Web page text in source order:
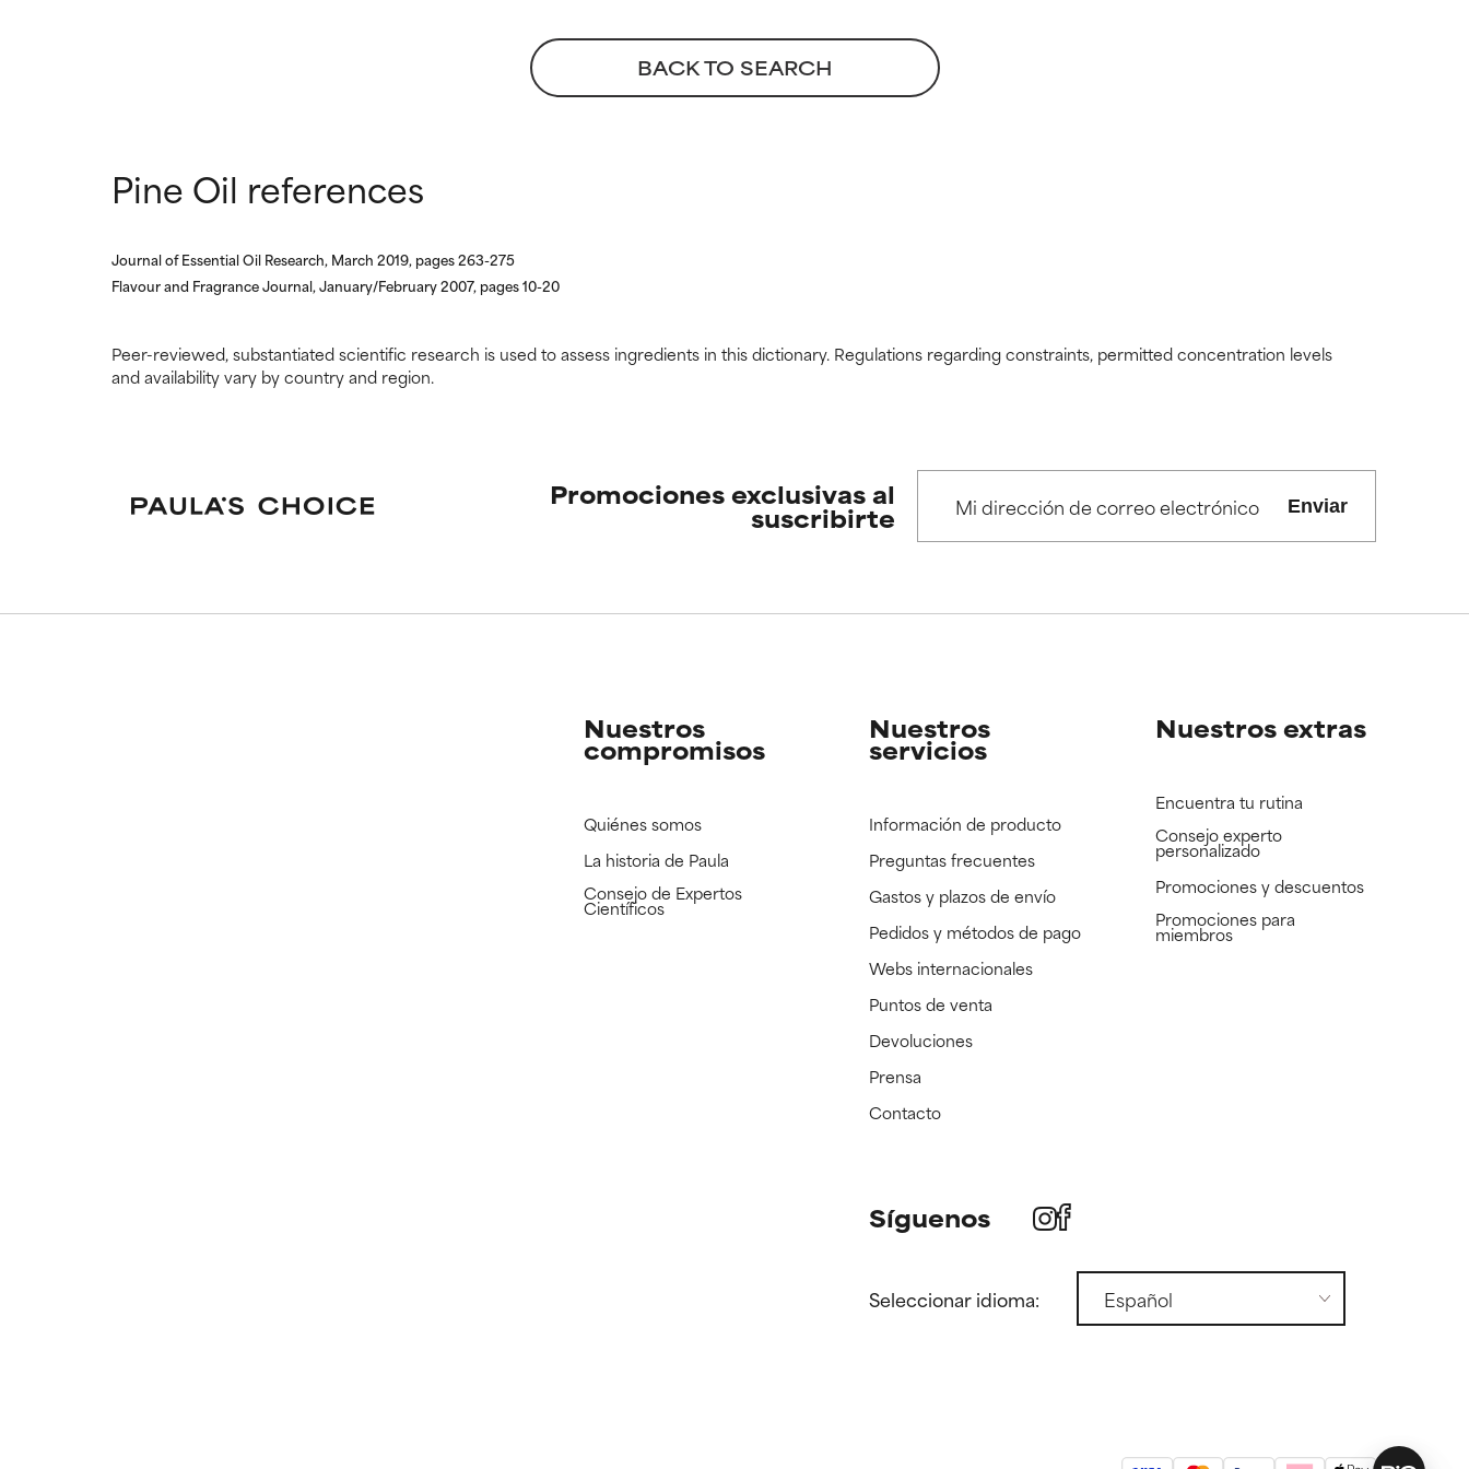
BACK TO SEARCH
Pine Oil references
Journal of Essential Oil Research, March 2019, pages 263-275
Flavour and Fragrance Journal, January/February 2007, pages 10-20
Peer-reviewed, substantiated scientific research is used to assess ingredients in this dictionary. Regulations regarding constraints, permitted concentration levels
and availability vary by country and region.
Ingrediente registrado, pero con la información científica disponible pendiente de revisar.
Ingrediente registrado, pero con la información científica disponible pendiente de revisar.
Promociones exclusivas al
suscribirte Enviar
Nuestros
compromisos
Quiénes somos
La historia de Paula
Consejo de Expertos
Científicos
Nuestros
servicios
Información de producto
Preguntas frecuentes
Gastos y plazos de envío
Pedidos y métodos de pago
Webs internacionales
Puntos de venta
Devoluciones
Prensa
Contacto
Nuestros extras
Encuentra tu rutina
Consejo experto
personalizado
Promociones y descuentos​
Promociones para
miembros
Síguenos
Seleccionar idioma: